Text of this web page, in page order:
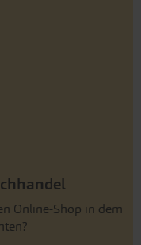
Online-Shop in dem